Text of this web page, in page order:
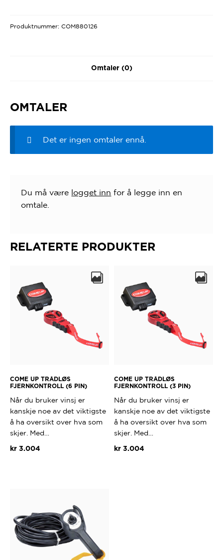
Produktnummer: COM880126
Omtaler (0)
OMTALER
Det er ingen omtaler ennå.
Du må være logget inn for å legge inn en
omtale.
RELATERTE PRODUKTER
COME UP TRÅDLØS
FJERNKONTROLL (6 PIN)
Når du bruker vinsj er
kanskje noe av det viktigste
å ha oversikt over hva som
skjer. Med…
kr3.004
COME UP TRÅDLØS
FJERNKONTROLL (3 PIN)
Når du bruker vinsj er
kanskje noe av det viktigste
å ha oversikt over hva som
skjer. Med…
kr 3.004